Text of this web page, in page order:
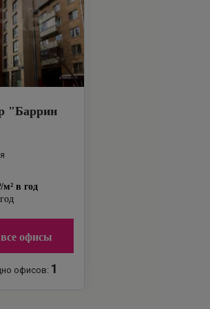
"Баррин
/м² в год
офисы
офисов: 1